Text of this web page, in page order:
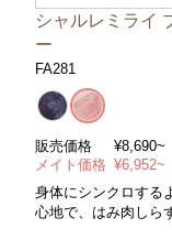
シャルレミライ
ー
FA281
販売価格
¥8,690~
メイト価格 ¥6,952~
身体にシンクロする
心地で、はみ肉しら